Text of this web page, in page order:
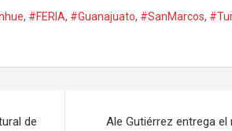
, #FERIA, #Guanajuato, #SanMarcos,
de
Ale Gutiérrez entrega